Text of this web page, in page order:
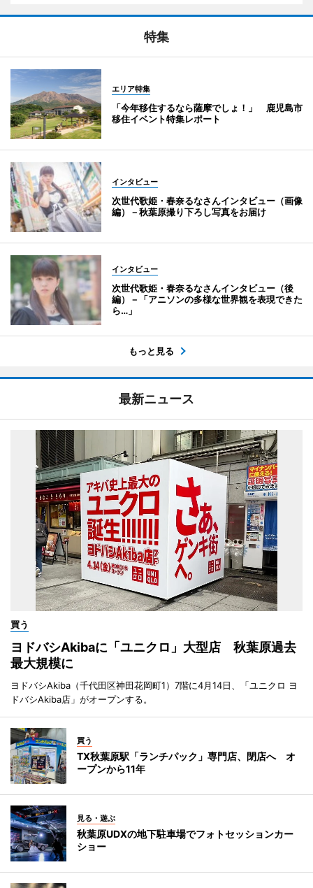
特集
エリア特集
「今年移住するなら薩摩でしょ！」 鹿児島市
移住イベント特集レポート
インタビュー
次世代歌姫・春奈るなさんインタビュー（画像
編）－秋葉原撮り下ろし写真をお届け
インタビュー
次世代歌姫・春奈るなさんインタビュー（後
編）－「アニソンの多様な世界観を表現できた
ら…」
もっと見る
最新ニュース
買う
ヨドバシAkibaに「ユニクロ」大型店 秋葉原過去
最大規模に
ヨドバシAkiba（千代田区神田花岡町1）7階に4月14日、「ユニクロ ヨ
ドバシAkiba店」がオープンする。
買う
TX秋葉原駅「ランチパック」専門店、閉店へ オ
ープンから11年
見る・遊ぶ
秋葉原UDXの地下駐車場でフォトセッションカー
ショー